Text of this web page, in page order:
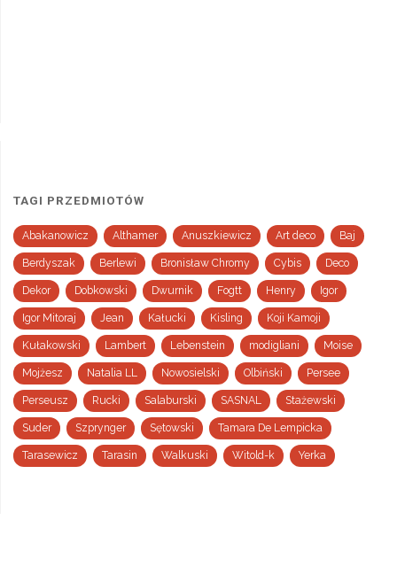
TAGI PRZEDMIOTÓW
Abakanowicz Althamer Anuszkiewicz Art deco Baj
Berdyszak Berlewi Bronisław Chromy Cybis Deco
Dekor Dobkowski Dwurnik Fogtt Henry Igor
Igor Mitoraj Jean Kałucki Kisling Koji Kamoji
Kułakowski Lambert Lebenstein modigliani Moise
Mojżesz Natalia LL Nowosielski Olbiński Persee
Perseusz Rucki Salaburski SASNAL Stażewski
Suder Szprynger Sętowski Tamara De Lempicka
Tarasewicz Tarasin Walkuski Witold-k Yerka